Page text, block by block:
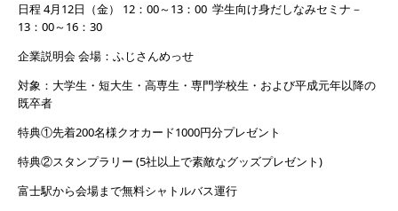
日程 4月12日（金） 12：00～13：00 学生向け身だしなみセミナ－
13：00～16：30
企業説明会 会場：ふじさんめっせ
対象：大学生・短大生・高専生・専門学校生・および平成元年以降の
既卒者
特典①先着200名様クオカード1000円分プレゼント
特典②スタンプラリー (5社以上で素敵なグッズプレゼント)
富士駅から会場まで無料シャトルバス運行